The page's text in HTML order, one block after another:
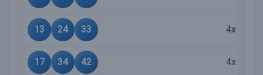
13 24 33 4x
17 34 42 4x